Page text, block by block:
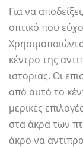
Για να
οπτικό που
κέντρο της
ιστορίας. Οι
από αυτό το
μερικές
στα άκρα των
άκρο να